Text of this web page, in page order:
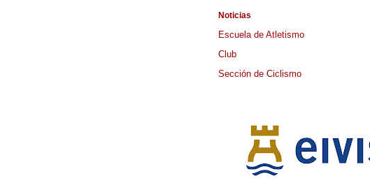
Noticias
Escuela de Atletismo
Club
Sección de Ciclismo